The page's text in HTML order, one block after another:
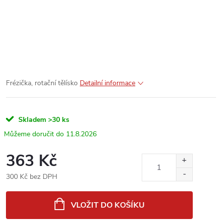
Frézička, rotační tělísko Detailní informace
Skladem >30 ks
11.8.2026
363 Kč
300 Kč bez DPH
VLOŽIT DO KOŠÍKU